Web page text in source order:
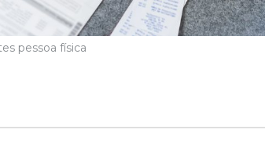
pessoa física